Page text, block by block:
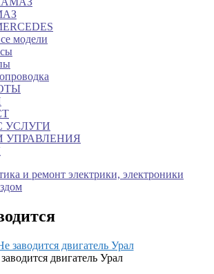
модели
УСЛУГИ
УПРАВЛЕНИЯ
и ремонт электрики, электроники
двигатель Урал